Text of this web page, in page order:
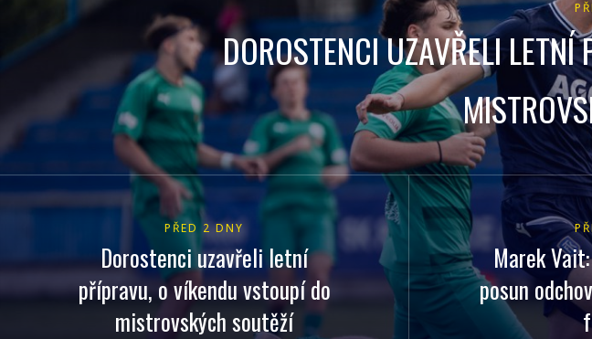
DOROSTENCI UZAVŘELI
PŘED 2 DNY
Dorostenci uzavřeli letní
přípravu, o víkendu vstoupí do
mistrovských soutěží
Marek
posun